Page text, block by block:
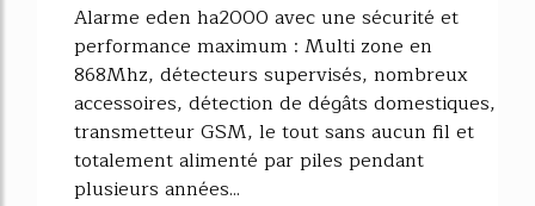
Alarme eden ha2000 avec une sécurité et
performance maximum : Multi zone en
868Mhz, détecteurs supervisés, nombreux
accessoires, détection de dégâts domestiques,
transmetteur GSM, le tout sans aucun fil et
totalement alimenté par piles pendant
plusieurs années...